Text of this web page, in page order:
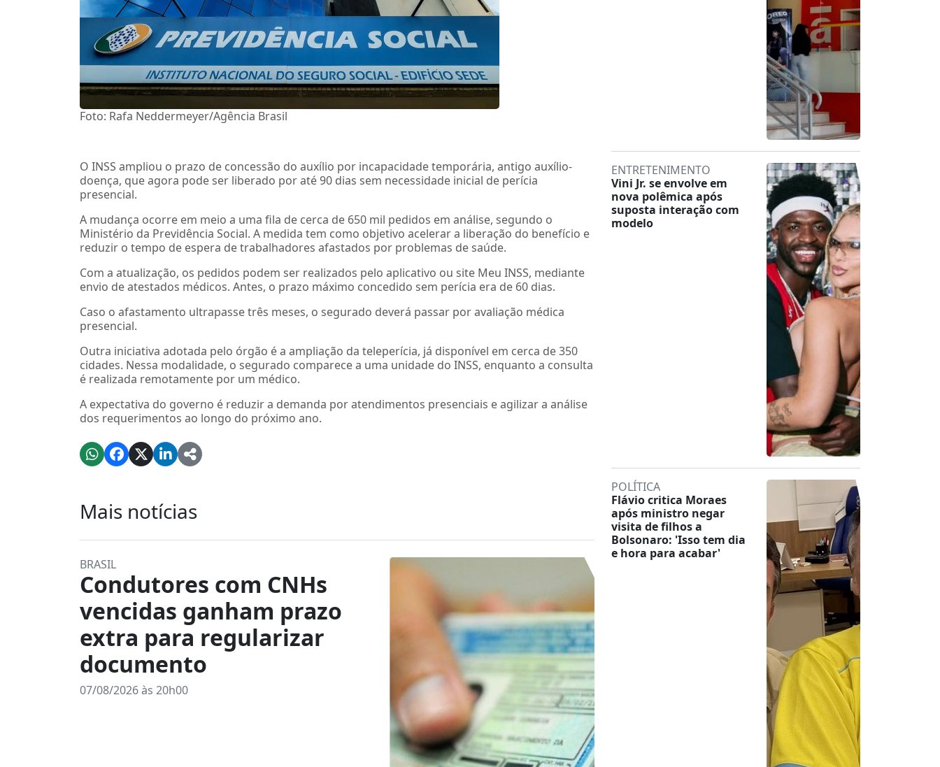
Foto: Rafa Neddermeyer/Agência Brasil
O INSS ampliou o prazo de concessão do auxílio por incapacidade temporária, antigo auxílio-
doença, que agora pode ser liberado por até 90 dias sem necessidade inicial de perícia
presencial.
A mudança ocorre em meio a uma fila de cerca de 650 mil pedidos em análise, segundo o
Ministério da Previdência Social. A medida tem como objetivo acelerar a liberação do benefício e
reduzir o tempo de espera de trabalhadores afastados por problemas de saúde.
Com a atualização, os pedidos podem ser realizados pelo aplicativo ou site Meu INSS, mediante
envio de atestados médicos. Antes, o prazo máximo concedido sem perícia era de 60 dias.
Caso o afastamento ultrapasse três meses, o segurado deverá passar por avaliação médica
presencial.
Outra iniciativa adotada pelo órgão é a ampliação da teleperícia, já disponível em cerca de 350
cidades. Nessa modalidade, o segurado comparece a uma unidade do INSS, enquanto a consulta
é realizada remotamente por um médico.
A expectativa do governo é reduzir a demanda por atendimentos presenciais e agilizar a análise
dos requerimentos ao longo do próximo ano.
Mais notícias
BRASIL
Condutores com CNHs
vencidas ganham prazo
extra para regularizar
documento
07/08/2026 às 20h00
ENTRETENIMENTO
Vini Jr. se envolve em
nova polêmica após
suposta interação com
modelo
POLÍTICA
Flávio critica Moraes
após ministro negar
visita de filhos a
Bolsonaro: 'Isso tem dia
e hora para acabar'